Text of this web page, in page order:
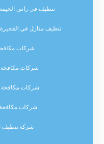
تنظيف في راس الخيمة
تنظيف منازل في الفجيرة
شركات
شركات
شركات مكافحة
شركات
شركة تنظيف